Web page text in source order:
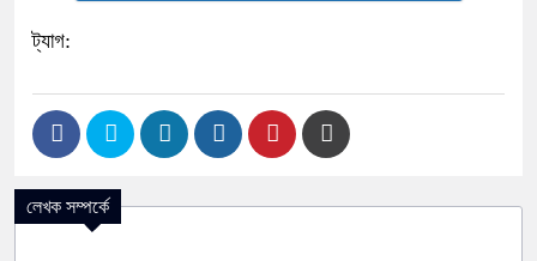
ট্যাগ:
লেখক সম্পর্কে